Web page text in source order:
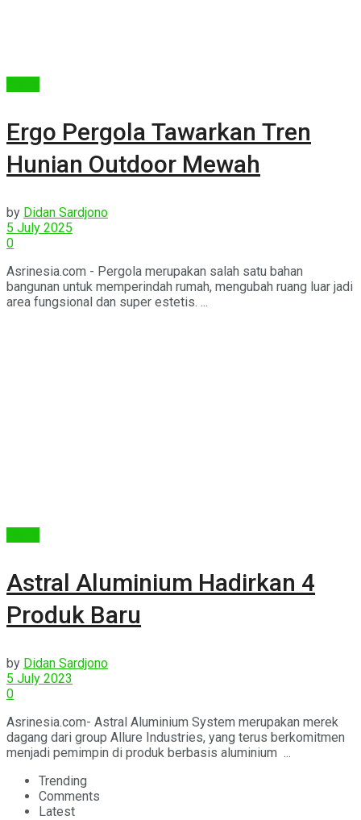
Ergo Pergola Tawarkan Tren
Hunian Outdoor Mewah
by Didan Sardjono
5 July 2025
0
Asrinesia.com - Pergola merupakan salah satu bahan
bangunan untuk memperindah rumah, mengubah ruang luar jadi
area fungsional dan super estetis. ...
Astral Aluminium Hadirkan 4
Produk Baru
by Didan Sardjono
5 July 2023
0
Asrinesia.com- Astral Aluminium System merupakan merek
dagang dari group Allure Industries, yang terus berkomitmen
menjadi pemimpin di produk berbasis aluminium ...
Trending
Comments
Latest